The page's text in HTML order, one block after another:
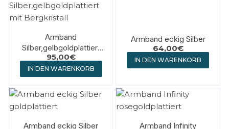
Armband
Silber,gelbgoldplattiert
mit Bergkristall
95,00€
IN DEN WARENKORB
Armband eckig Silber
64,00€
IN DEN WARENKORB
Armband eckig Silber
Armband Infinity